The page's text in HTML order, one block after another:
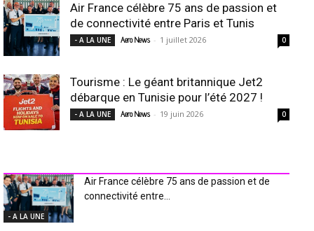
Air France célèbre 75 ans de passion et
de connectivité entre Paris et Tunis
- A LA UNE Aero News - 1 juillet 2026 0
Tourisme : Le géant britannique Jet2
débarque en Tunisie pour l’été 2027 !
- A LA UNE Aero News - 19 juin 2026 0
- A LA UNE
Air France célèbre 75 ans de passion et de
connectivité entre...